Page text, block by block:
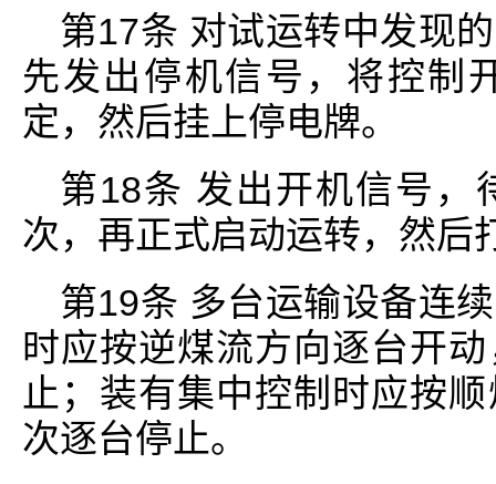
第17条 对试运转中发现
先发出停机信号，将控制
定，然后挂上停电牌。
第18条 发出开机信号，
次，再正式启动运转，然后
第19条 多台运输设备连
时应按逆煤流方向逐台开
止；装有集中控制时应按
次逐台停止。